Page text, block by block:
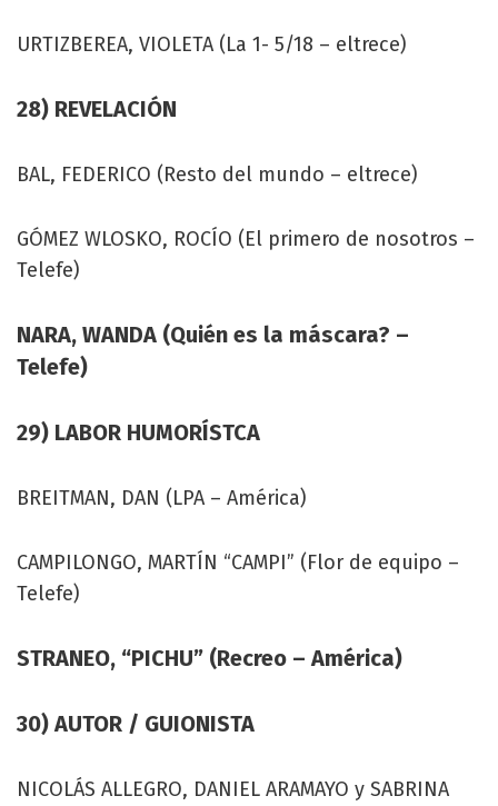
URTIZBEREA, VIOLETA (La 1- 5/18 – eltrece)
28) REVELACIÓN
BAL, FEDERICO (Resto del mundo – eltrece)
GÓMEZ WLOSKO, ROCÍO (El primero de nosotros –
Telefe)
NARA, WANDA (Quién es la máscara? –
Telefe)
29) LABOR HUMORÍSTCA
BREITMAN, DAN (LPA – América)
CAMPILONGO, MARTÍN “CAMPI” (Flor de equipo –
Telefe)
STRANEO, “PICHU” (Recreo – América)
30) AUTOR / GUIONISTA
NICOLÁS ALLEGRO, DANIEL ARAMAYO y SABRINA